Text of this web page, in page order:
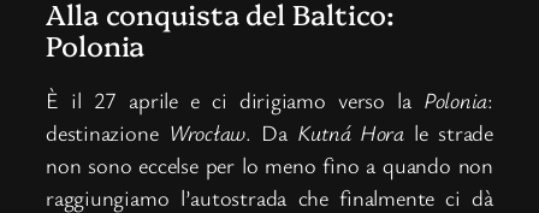
Alla conquista del Baltico:
Polonia
È il 27 aprile e ci dirigiamo verso la Polonia:
destinazione Wrocław. Da Kutná Horale strade
non sono eccelse per lo meno fino a quando non
raggiungiamo l’autostrada che finalmente ci dà